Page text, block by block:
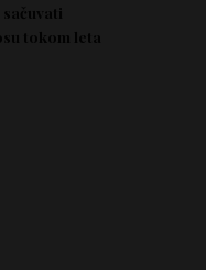
tokom leta